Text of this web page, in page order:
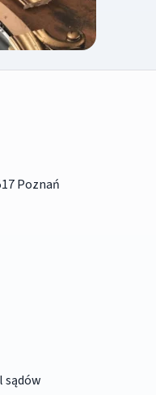
Poznań
sądów